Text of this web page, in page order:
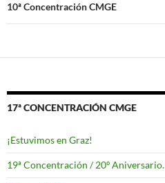
10ª Concentración CMGE
17ª CONCENTRACIÓN CMGE
¡Estuvimos en Graz!
19ª Concentración / 20º Aniversario.